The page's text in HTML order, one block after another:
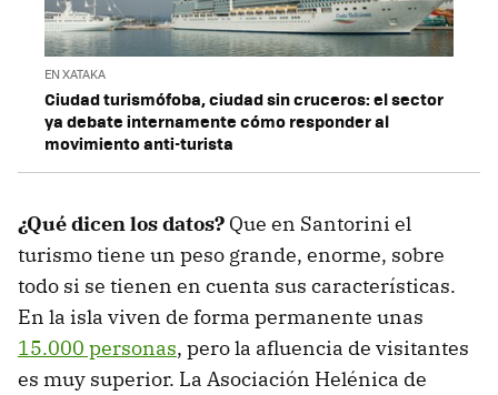
EN XATAKA
Ciudad turismófoba, ciudad sin cruceros: el sector
ya debate internamente cómo responder al
movimiento anti-turista
¿Qué dicen los datos? Que en Santorini el
turismo tiene un peso grande, enorme, sobre
todo si se tienen en cuenta sus características.
En la isla viven de forma permanente unas
15.000 personas, pero la afluencia de visitantes
es muy superior. La Asociación Helénica de